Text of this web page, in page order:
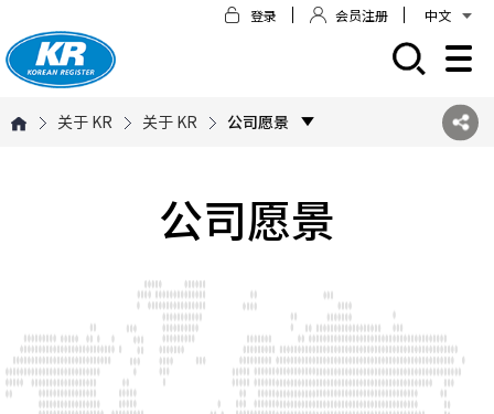
登录 会员注册 中文
关于 KR 关于 KR 公司愿景
公司愿景